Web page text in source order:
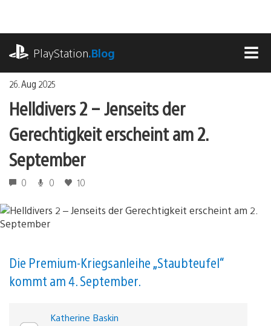
springen
PlayStation.Blog
26. Aug 2025
Helldivers 2 – Jenseits der
Gerechtigkeit erscheint am 2.
September
0 0 10
Die Premium-Kriegsanleihe „Staubteufel“
kommt am 4. September.
Katherine Baskin